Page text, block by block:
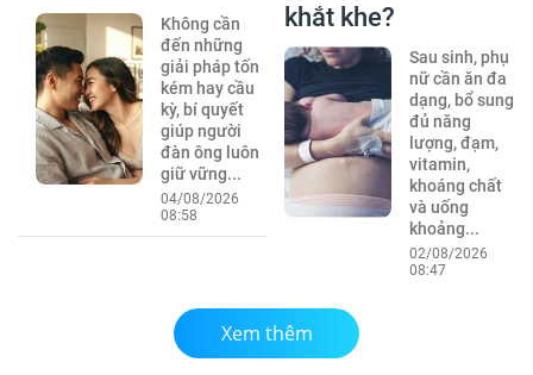
Không cần
đến những
giải pháp tốn
kém hay cầu
kỳ, bí quyết
giúp người
đàn ông luôn
giữ vững...
04/08/2026
08:58
khắt khe?
Sau sinh, phụ
nữ cần ăn đa
dạng, bổ sung
đủ năng
lượng, đạm,
vitamin,
khoáng chất
và uống
khoảng...
02/08/2026
08:47
Xem thêm